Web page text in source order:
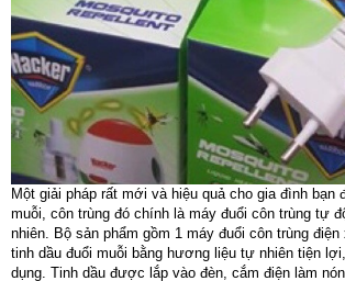
Một giải pháp rất mới và hiệu quả cho gia đình bạn
muỗi, côn trùng đó chính là máy đuổi côn trùng tự
nhiên. Bộ sản phẩm gồm 1 máy đuổi côn trùng
tinh dầu đuổi muỗi bằng hương liệu tự nhiên tiện
dụng. Tinh dầu được lắp vào đèn, cắm điện làm